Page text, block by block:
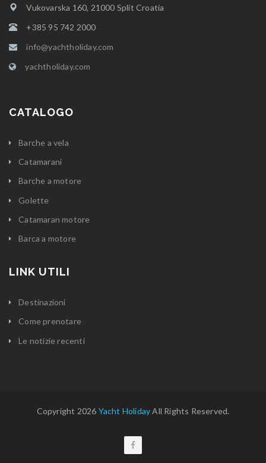
Vukovarska 160, 21000 Split Croatia
+385 95 742 2000
info@yachtholiday.com
yachtholiday.com
CATALOGO
Barche a vela
Catamarani
Barche a motore
Golette
Catamaran motore
Barca a motore
LINK UTILI
Destinazioni
Come prenotare
Le notizie recenti
Copyright 2026 Yacht HolidayAll Rights Reserved.